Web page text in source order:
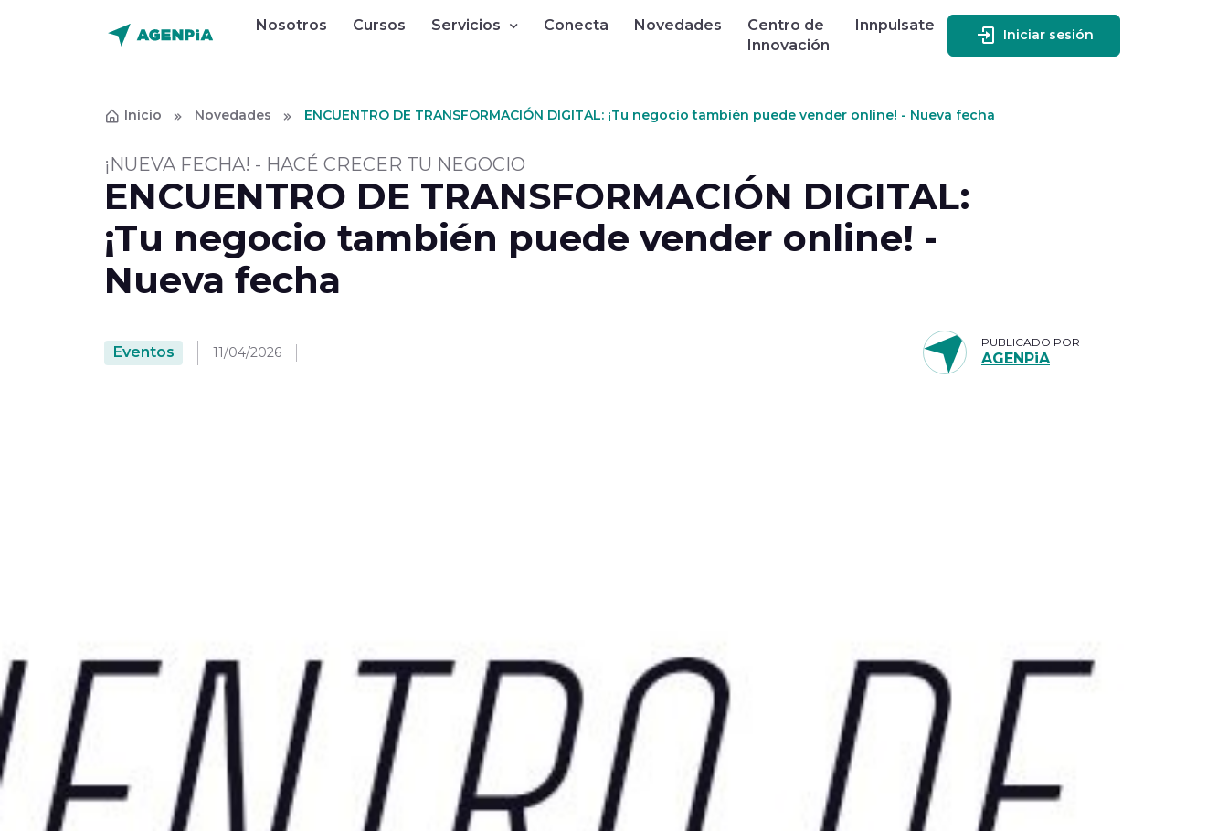
Nosotros Cursos Servicios Conecta Novedades
Centro de
Innovación
Innpulsate
Iniciar sesión
Inicio Novedades ENCUENTRO DE TRANSFORMACIÓN DIGITAL: ¡Tu negocio también puede vender online! - Nueva fecha
¡NUEVA FECHA! - HACÉ CRECER TU NEGOCIO
ENCUENTRO DE TRANSFORMACIÓN DIGITAL:
¡Tu negocio también puede vender online! -
Nueva fecha
Eventos 11/04/2026
PUBLICADO POR
AGENPiA